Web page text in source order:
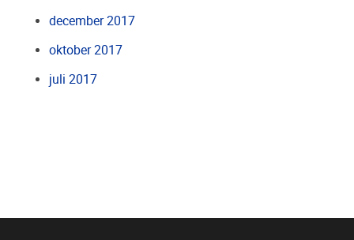
december 2017
oktober 2017
juli 2017